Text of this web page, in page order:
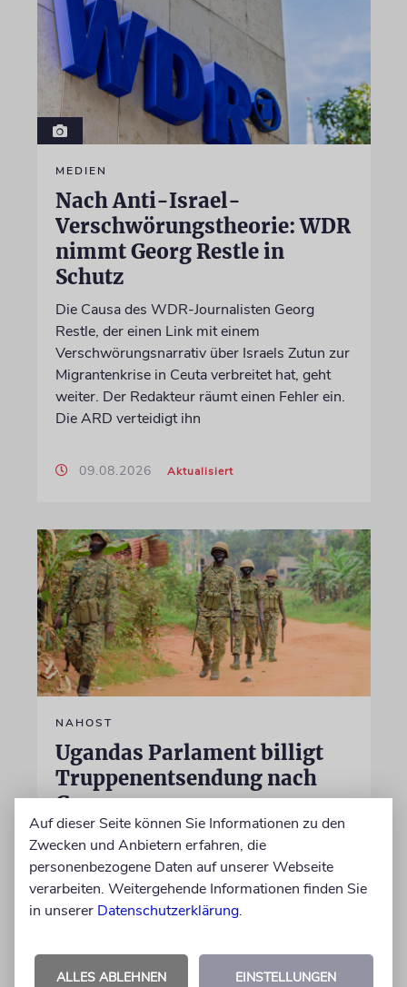
MEDIEN
Nach Anti-Israel-
Verschwörungstheorie: WDR
nimmt Georg Restle in
Schutz
Die Causa des WDR-Journalisten Georg
Restle, der einen Link mit einem
Verschwörungsnarrativ über Israels Zutun zur
Migrantenkrise in Ceuta verbreitet hat, geht
weiter. Der Redakteur räumt einen Fehler ein.
Die ARD verteidigt ihn
09.08.2026 Aktualisiert
NAHOST
Ugandas Parlament billigt
Truppenentsendung nach
Gaza
Auf US-Anfrage soll sich ein Kontingent der
ugandischen Armee der geplanten
internationalen Stabilisierungstruppe
anschließen. In Afrika zählt das Land zu den
größten Truppenstellern für
Auf dieser Seite können Sie Informationen zu den
Zwecken und Anbietern erfahren, die
personenbezogene Daten auf unserer Webseite
verarbeiten. Weitergehende Informationen finden Sie
in unserer Datenschutzerklärung.
ALLES ABLEHNEN EINSTELLUNGEN